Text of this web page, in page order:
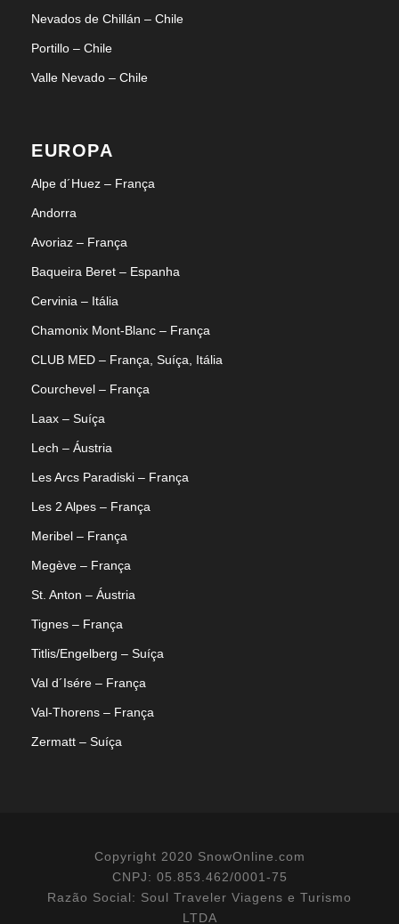
Nevados de Chillán – Chile
Portillo – Chile
Valle Nevado – Chile
EUROPA
Alpe d´Huez – França
Andorra
Avoriaz – França
Baqueira Beret – Espanha
Cervinia – Itália
Chamonix Mont-Blanc – França
CLUB MED – França, Suíça, Itália
Courchevel – França
Laax – Suíça
Lech – Áustria
Les Arcs Paradiski – França
Les 2 Alpes – França
Meribel – França
Megève – França
St. Anton – Áustria
Tignes – França
Titlis/Engelberg – Suíça
Val d´Isére – França
Val-Thorens – França
Zermatt – Suíça
Copyright 2020 SnowOnline.com
CNPJ: 05.853.462/0001-75
Razão Social: Soul Traveler Viagens e Turismo
LTDA